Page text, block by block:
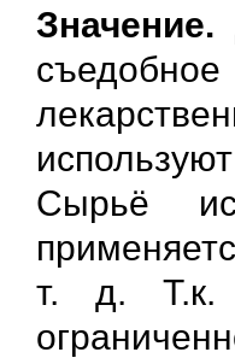
Значение.
Сырьё
т. д. Т.к.